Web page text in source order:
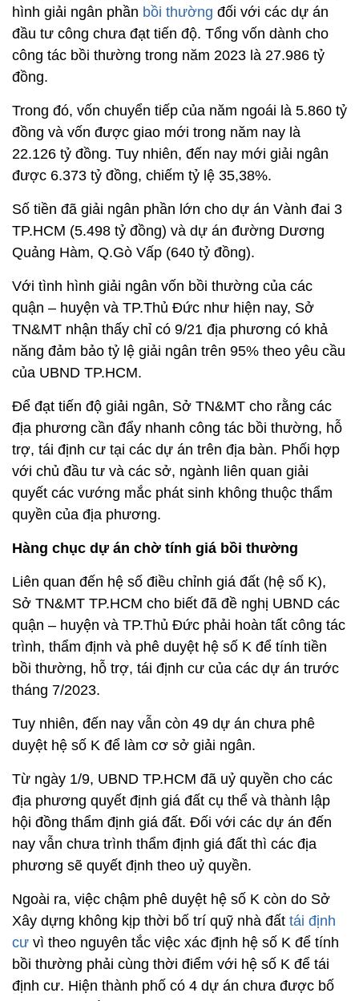
hình giải ngân phần bồi thường đối với các dự án
đầu tư công chưa đạt tiến độ. Tổng vốn dành cho
công tác bồi thường trong năm 2023 là 27.986 tỷ
đồng.
Trong đó, vốn chuyển tiếp của năm ngoái là 5.860 tỷ
đồng và vốn được giao mới trong năm nay là
22.126 tỷ đồng. Tuy nhiên, đến nay mới giải ngân
được 6.373 tỷ đồng, chiếm tỷ lệ 35,38%.
Số tiền đã giải ngân phần lớn cho dự án Vành đai 3
TP.HCM (5.498 tỷ đồng) và dự án đường Dương
Quảng Hàm, Q.Gò Vấp (640 tỷ đồng).
Với tình hình giải ngân vốn bồi thường của các
quận – huyện và TP.Thủ Đức như hiện nay, Sở
TN&MT nhận thấy chỉ có 9/21 địa phương có khả
năng đảm bảo tỷ lệ giải ngân trên 95% theo yêu cầu
của UBND TP.HCM.
Để đạt tiến độ giải ngân, Sở TN&MT cho rằng các
địa phương cần đẩy nhanh công tác bồi thường, hỗ
trợ, tái định cư tại các dự án trên địa bàn. Phối hợp
với chủ đầu tư và các sở, ngành liên quan giải
quyết các vướng mắc phát sinh không thuộc thẩm
quyền của địa phương.
Hàng chục dự án chờ tính giá bồi thường
Liên quan đến hệ số điều chỉnh giá đất (hệ số K),
Sở TN&MT TP.HCM cho biết đã đề nghị UBND các
quận – huyện và TP.Thủ Đức phải hoàn tất công tác
trình, thẩm định và phê duyệt hệ số K để tính tiền
bồi thường, hỗ trợ, tái định cư của các dự án trước
tháng 7/2023.
Tuy nhiên, đến nay vẫn còn 49 dự án chưa phê
duyệt hệ số K để làm cơ sở giải ngân.
Từ ngày 1/9, UBND TP.HCM đã uỷ quyền cho các
địa phương quyết định giá đất cụ thể và thành lập
hội đồng thẩm định giá đất. Đối với các dự án đến
nay vẫn chưa trình thẩm định giá đất thì các địa
phương sẽ quyết định theo uỷ quyền.
Ngoài ra, việc chậm phê duyệt hệ số K còn do Sở
Xây dựng không kịp thời bố trí quỹ nhà đất tái định
cư vì theo nguyên tắc việc xác định hệ số K để tính
bồi thường phải cùng thời điểm với hệ số K để tái
định cư. Hiện thành phố có 4 dự án chưa được bố